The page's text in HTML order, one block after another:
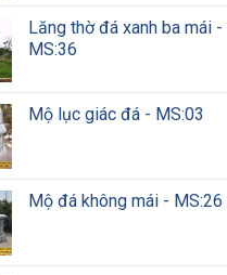
Lăng thờ đá xanh ba mái -
MS:36
Mộ lục giác đá - MS:03
Mộ đá không mái - MS:26